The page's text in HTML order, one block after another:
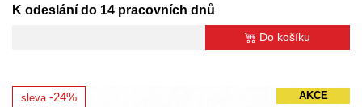
K odeslání do 14 pracovních dnů
Do košíku
AKCE
sleva -24%